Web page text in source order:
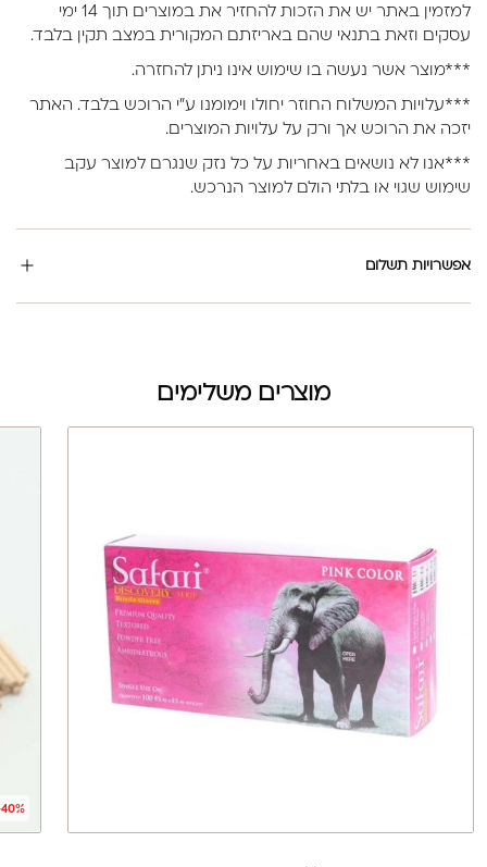
למזמין באתר יש את הזכות להחזיר את במוצרים תוך 14 ימי
עסקים וזאת בתנאי שהם באריזתם המקורית במצב תקין בלבד.
***מוצר אשר נעשה בו שימוש אינו ניתן להחזרה.
***עלויות המשלוח החוזר יחולו וימומנו ע”י הרוכש בלבד. האתר
יזכה את הרוכש אך ורק על עלויות המוצרים.
***אנו לא נושאים באחריות על כל נזק שנגרם למוצר עקב
שימוש שגוי או בלתי הולם למוצר הנרכש.
אפשרויות תשלום
מוצרים משלימים